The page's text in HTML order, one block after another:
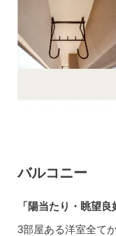
バルコニー
「陽当たり・眺望良
3部屋ある洋室全て